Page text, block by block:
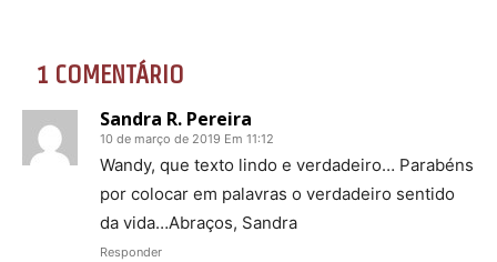
1 COMENTÁRIO
Sandra R. Pereira
10 de março de 2019 Em 11:12
Wandy, que texto lindo e verdadeiro… Parabéns
por colocar em palavras o verdadeiro sentido
da vida…Abraços, Sandra
Responder